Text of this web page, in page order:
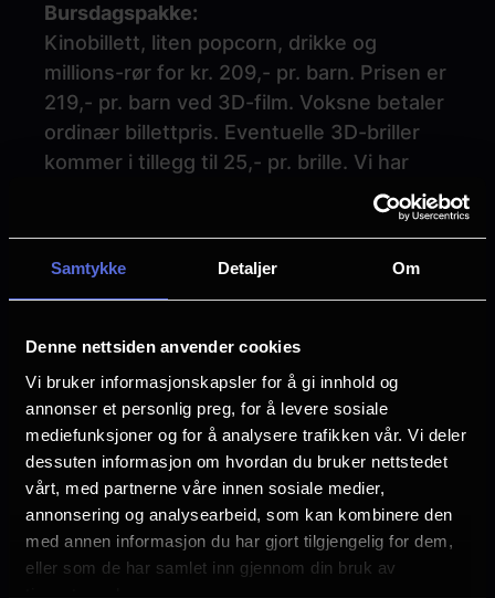
Samtykke Detaljer Om
Denne nettsiden anvender cookies
Vi bruker informasjonskapsler for å gi innhold og
annonser et personlig preg, for å levere sosiale
mediefunksjoner og for å analysere trafikken vår. Vi deler
dessuten informasjon om hvordan du bruker nettstedet
vårt, med partnerne våre innen sosiale medier,
annonsering og analysearbeid, som kan kombinere den
med annen informasjon du har gjort tilgjengelig for dem,
eller som de har samlet inn gjennom din bruk av
tjenestene deres.
Bursdagspakke:
Kinobillett, liten popcorn, drikke og
millions-rør for kr. 209,- pr. barn. Prisen er
219,- pr. barn ved 3D-film. Voksne betaler
ordinær billettpris. Eventuelle 3D-briller
kommer i tillegg til 25,- pr. brille. Vi har
muligheten til å holde bursdag for inntil 30
med medbrakt mat, husk å gi beskjed om
kinobursdag.
4DX-visninger inngår ikke i
bursdagspakker.
Praktisk informasjon:
Frist for å booke bursdag er 14 dager før
ønsket dato, og det er kun mulig å booke
kinobursdag framandag - torsdag.Barna
får brus til popcorn-filmen, og vann